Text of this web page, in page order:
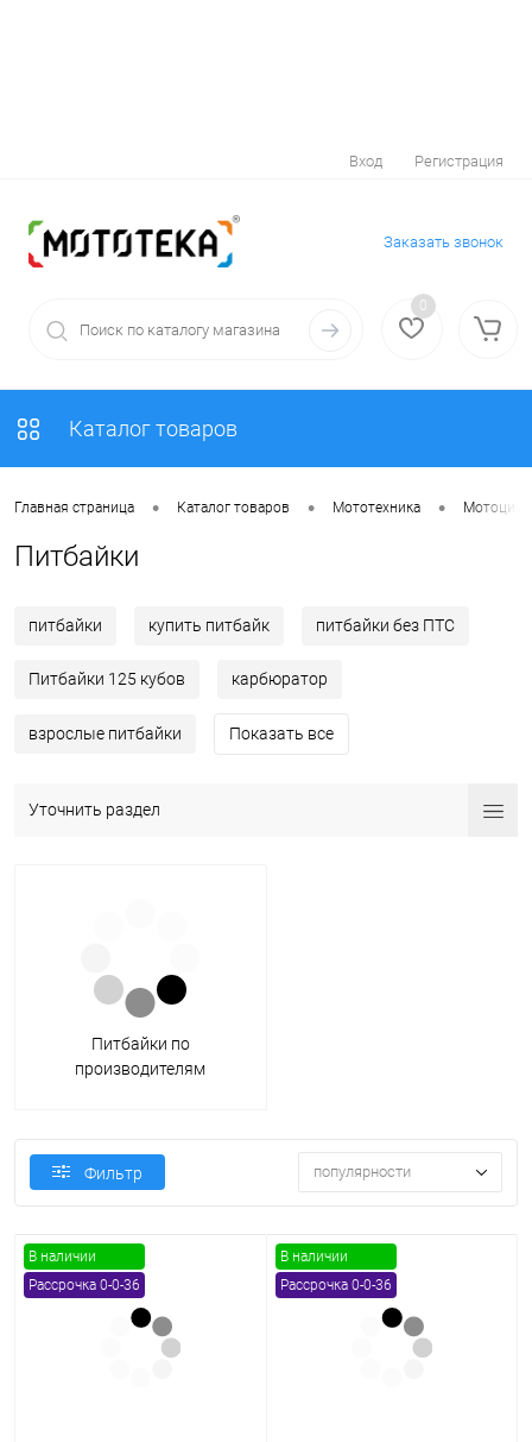
Вход Регистрация
Заказать звонок
0
Каталог товаров
Главная страница • Каталог товаров • Мототехника •
Питбайки
питбайки купить питбайк питбайки без ПТС
Питбайки 125 кубов карбюратор
взрослые питбайки Показать все
Уточнить раздел
Питбайки по
производителям
Фильтр популярности
В наличии
Рассрочка 0-0-36
В наличии
Рассрочка 0-0-36